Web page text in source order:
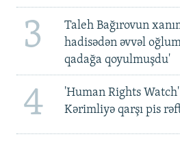
3
Taleh Bağırovun
hadisədən əvvəl
qadağa qoyulmuşdu'
4
'Human Rights
Kərimliyə qarşı pis